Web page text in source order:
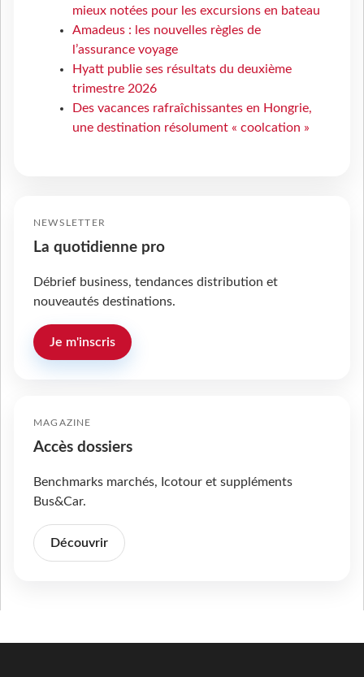
mieux notées pour les excursions en bateau
Amadeus : les nouvelles règles de
l’assurance voyage
Hyatt publie ses résultats du deuxième
trimestre 2026
Des vacances rafraîchissantes en Hongrie,
une destination résolument « coolcation »
NEWSLETTER
La quotidienne pro
Débrief business, tendances distribution et
nouveautés destinations.
Je m'inscris
MAGAZINE
Accès dossiers
Benchmarks marchés, Icotour et suppléments
Bus&Car.
Découvrir